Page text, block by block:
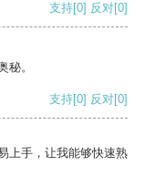
支持[0] 反对[0]
秘。
支持[0] 反对[0]
上手，让我能够快速熟